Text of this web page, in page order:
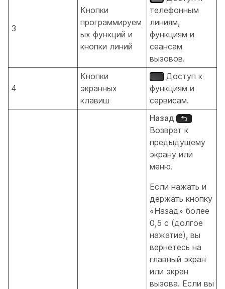
3
Кнопки
программируем
ых функций и
кнопки линий
телефонным
линиям,
функциям и
сеансам
вызовов.
4
Кнопки
экранных
клавиш
Доступ к
функциям и
сервисам.
Назад
Возврат к
предыдущему
экрану или
меню.
Если нажать и
держать кнопку
«Назад» более
0,5 с (долгое
нажатие), вы
вернетесь на
главный экран
или экран
вызова. Если вы